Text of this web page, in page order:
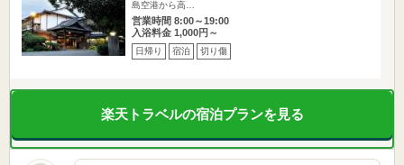
島空港から高…
営業時間 8:00～19:00
入浴料金 1,000円～
日帰り 宿泊 切り傷
楽天トラベルの宿泊プランを見る